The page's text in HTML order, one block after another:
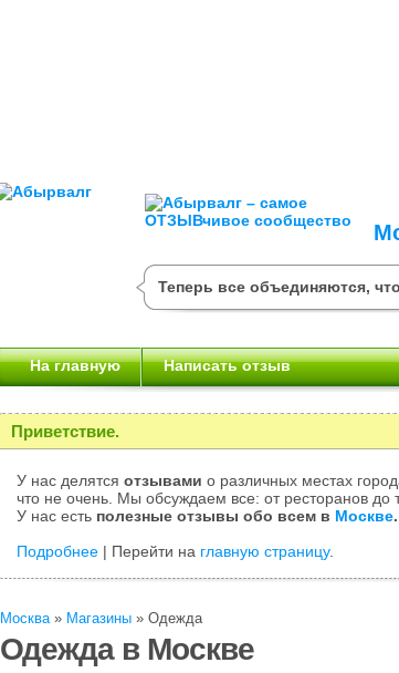
Теперь все объединяются,
На главную Написать отзыв
Приветствие.
У нас делятся отзывами о различных местах
что не очень. Мы обсуждаем все: от ресторанов до
У нас есть полезные отзывы обо всем в Москве.
Подробнее | Перейти на главную страницу.
Москва » Магазины » Одежда
Одежда в Москве